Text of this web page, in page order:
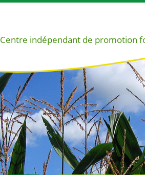
Centre indépendant de promotion